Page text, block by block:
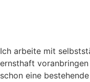
Ich arbeite mit
ernsthaft
schon eine